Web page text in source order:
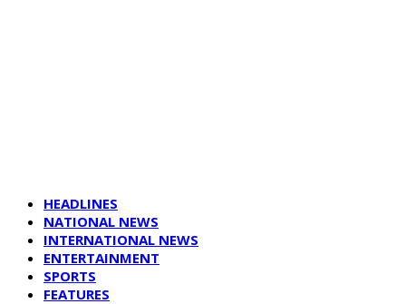
HEADLINES
NATIONAL NEWS
INTERNATIONAL NEWS
ENTERTAINMENT
SPORTS
FEATURES